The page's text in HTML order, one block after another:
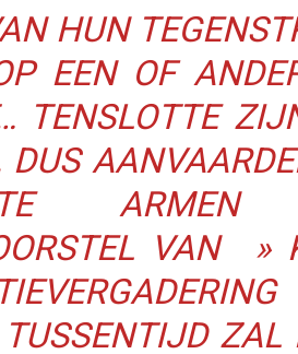
HUN
EEN OF
TENSLOTTE
DUS
ARMEN
VAN »
ZAL